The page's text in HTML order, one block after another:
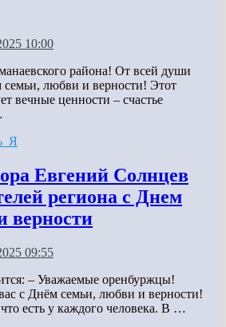
10:00
района! От всей души
семьи, любви и верности! Этот
вечные ценности – счастье
Евгений Солнцев
региона с Днем
верности
09:55
– Уважаемые оренбуржцы!
с Днём семьи, любви и верности!
есть у каждого человека. В …